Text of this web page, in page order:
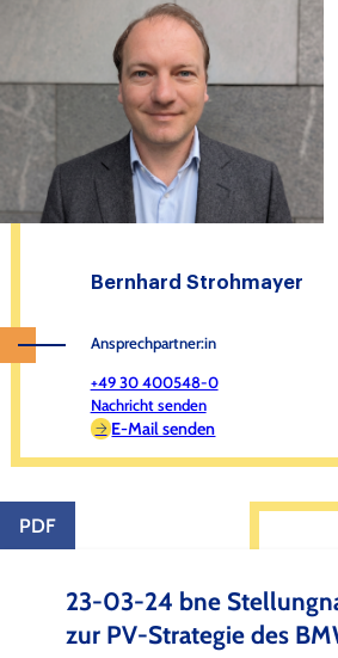
Bernhard Strohmayer
Ansprechpartner:in
+49 30 400548-0
Nachricht senden
E-Mail senden
PDF
23-03-24 bne
zur PV-Strategie des